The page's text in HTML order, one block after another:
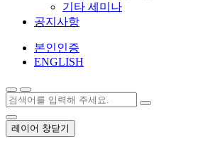
기타 세미나
공지사항
본인인증
ENGLISH
레이어 창닫기